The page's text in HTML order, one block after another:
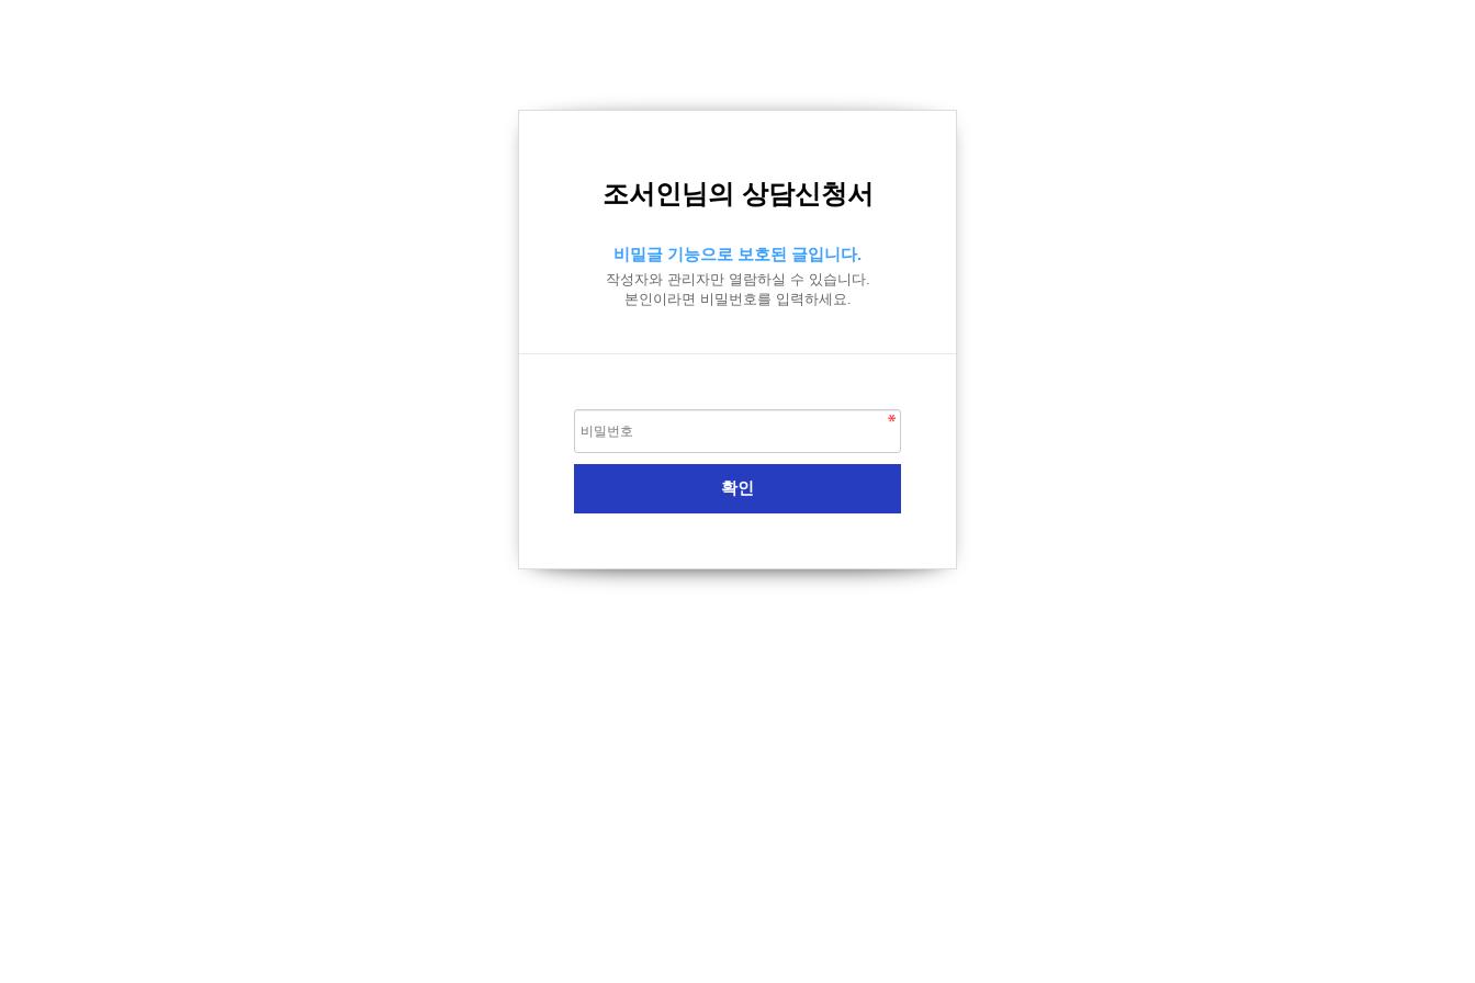
조서인님의 상담신청서
비밀글 기능으로 보호된 글입니다.
작성자와 관리자만 열람하실 수 있습니다.
본인이라면 비밀번호를 입력하세요.